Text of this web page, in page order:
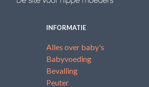
INFORMATIE
Alles over baby's
Babyvoeding
Bevalling
Peuter